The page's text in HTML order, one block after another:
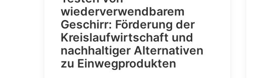
wiederverwendbarem
Geschirr: Förderung der
Kreislaufwirtschaft und
nachhaltiger Alternativen
zu Einwegprodukten